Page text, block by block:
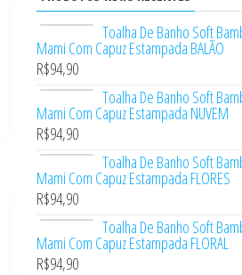
Toalha De Banho Soft
Mami Com Capuz Estampada BALÃO
R$94,90
Toalha De Banho Soft
Mami Com Capuz Estampada NUVEM
R$94,90
Toalha De Banho Soft
Mami Com Capuz Estampada FLORES
R$94,90
Toalha De Banho Soft
Mami Com Capuz Estampada FLORAL
R$94,90